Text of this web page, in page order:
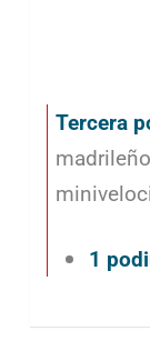
Tercera
1